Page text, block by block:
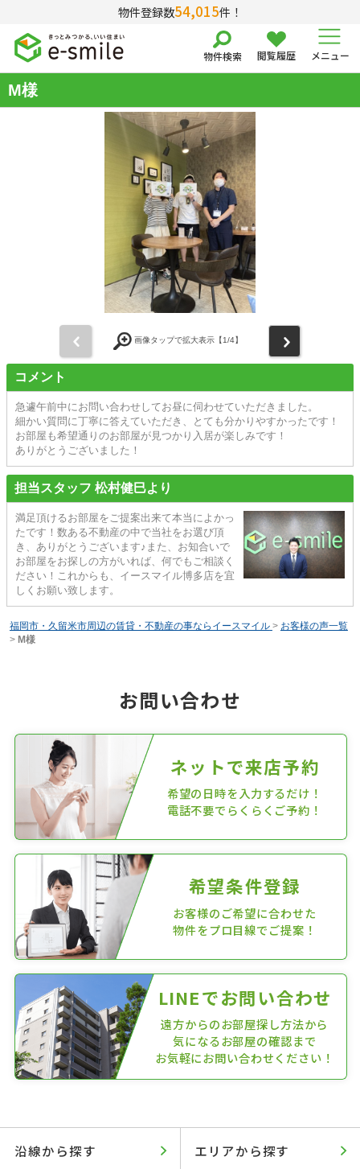
物件登録数54,015件！
物件検索 閲覧履歴 メニュー
M様
画像タップで拡大表示【1/4】
コメント
急遽午前中にお問い合わせしてお昼に伺わせていただきました。
細かい質問に丁寧に答えていただき、とても分かりやすかったです！
お部屋も希望通りのお部屋が見つかり入居が楽しみです！
ありがとうございました！
担当スタッフ 松村健巳より
満足頂けるお部屋をご提案出来て本当によかっ
たです！数ある不動産の中で当社をお選び頂
き、ありがとうございます♪また、お知合いで
お部屋をお探しの方がいれば、何でもご相談く
ださい！これからも、イースマイル博多店を宜
しくお願い致します。
福岡市・久留米市周辺の賃貸・不動産の事ならイースマイル > お客様の声一覧
> M様
お問い合わせ
ネットで来店予約
希望の日時を入力するだけ！
電話不要でらくらくご予約！
希望条件登録
お客様のご希望に合わせた
物件をプロ目線でご提案！
LINEでお問い合わせ
遠方からのお部屋探し方法から
気になるお部屋の確認まで
お気軽にお問い合わせください！
沿線から探す エリアから探す